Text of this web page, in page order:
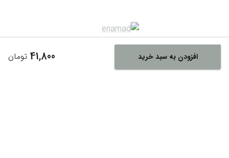
افزودن به سبد خرید 41,800 تومان